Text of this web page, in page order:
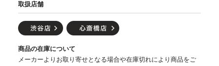
取扱店舗
商品の在庫について
メーカーよりお取り寄せとなる場合や在庫切れにより商品をご